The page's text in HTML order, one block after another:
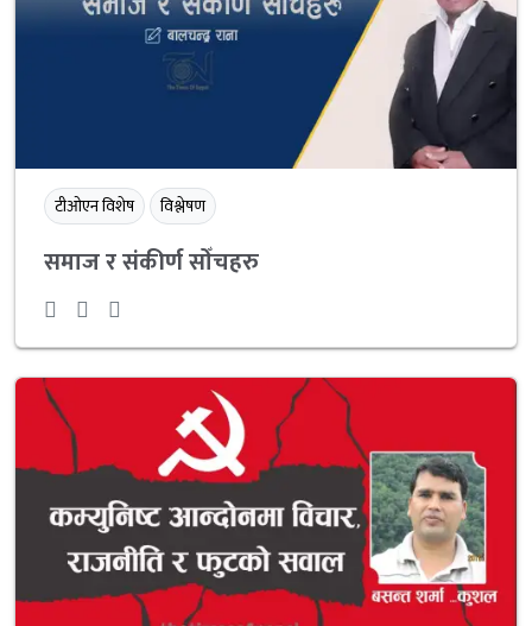
टीओएन विशेष विश्लेषण
समाज र संकीर्ण सोँचहरु